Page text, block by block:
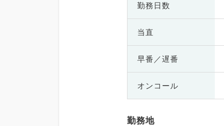
勤務日数
当直
早番／遅番
オンコール
勤務地